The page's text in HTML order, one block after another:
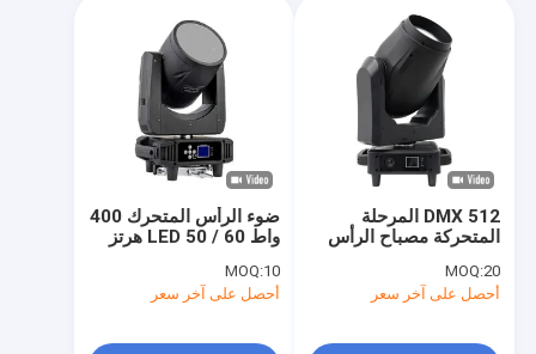
ضوء الرأس المتحرك 400
واط LED 50 / 60 هرتز
غسل نقي
MOQ:10
أحصل على آخر سعر
DMX 512 المرحلة
المتحركة مصباح الرأس
فتحة كبيرة
MOQ:20
أحصل على آخر سعر